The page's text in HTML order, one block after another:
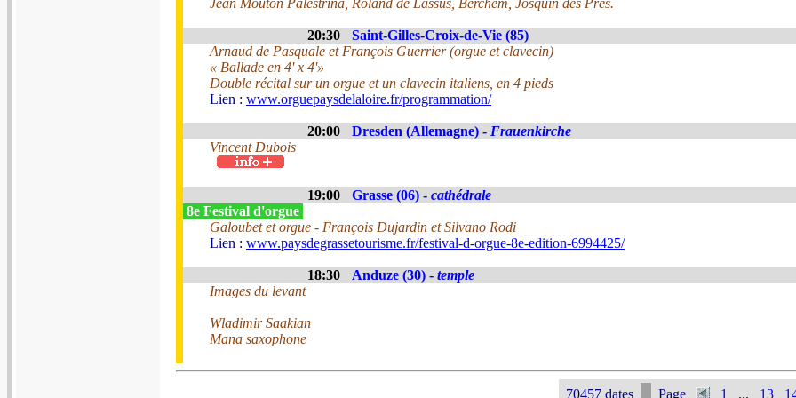
Jean Mouton Palestrina, Roland de Lassus, Berchem, Josquin des Prés.
20:30
Saint-Gilles-Croix-de-Vie (85)
Arnaud de Pasquale et François Guerrier (orgue et clavecin)
« Ballade en 4' x 4'»
Double récital sur un orgue et un clavecin italiens, en 4 pieds
Lien : www.orguepaysdelaloire.fr/programmation/
20:00 Dresden (Allemagne) - Frauenkirche
Vincent Dubois
19:00 Grasse (06) - cathédrale
8e Festival d'orgue
Galoubet et orgue - François Dujardin et Silvano Rodi
Lien : www.paysdegrassetourisme.fr/festival-d-orgue-8e-edition-6994425/
18:30 Anduze (30) - temple
Images du levant
Wladimir Saakian
Mana saxophone
70457 dates Page 1 ... 13